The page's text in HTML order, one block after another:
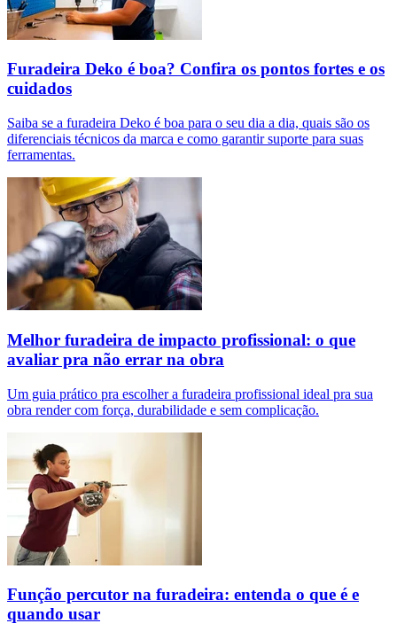
Furadeira Deko é boa? Confira os pontos fortes e os
cuidados
Saiba se a furadeira Deko é boa para o seu dia a dia, quais são os
diferenciais técnicos da marca e como garantir suporte para suas
ferramentas.
Melhor furadeira de impacto profissional: o que
avaliar pra não errar na obra
Um guia prático pra escolher a furadeira profissional ideal pra sua
obra render com força, durabilidade e sem complicação.
Função percutor na furadeira: entenda o que é e
quando usar